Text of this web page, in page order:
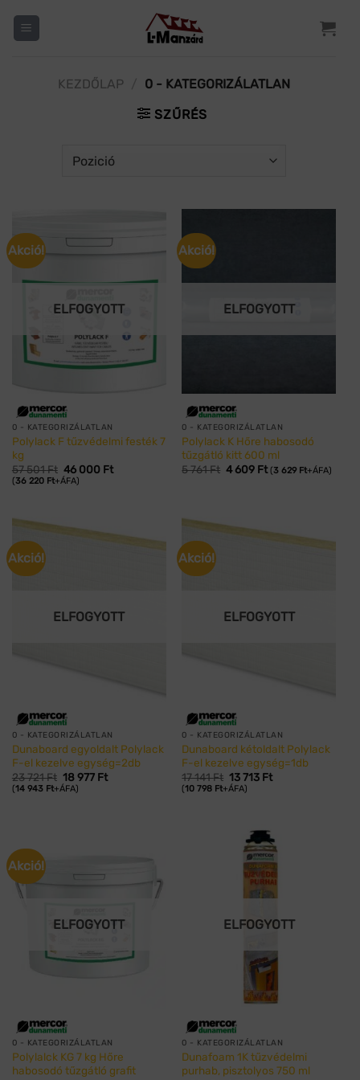
KEZDŐLAP
0 - KATEGORIZÁLATLAN
SZŰRÉS
Akció!
ELFOGYOTT
0 - KATEGORIZÁLATLAN
Polylack F tűzvédelmi festék 7
kg
57 501Ft Original
price
was:
46 000 FtCurrent
(36 220 Ft+ÁFA)
Akció!
ELFOGYOTT
0 - KATEGORIZÁLATLAN
Polylack K Hőre habosodó
tűzgátló kitt 600 ml
5 761Ft Original
4 609 FtCurrent
price
(3 629 Ft+ÁFA)
Akció!
ELFOGYOTT
0 - KATEGORIZÁLATLAN
Dunaboard egyoldalt Polylack
F-el kezelve egység=2db
23 721Ft Original
price
was:
18 977 FtCurrent
(14 943 Ft+ÁFA)
Akció!
ELFOGYOTT
0 - KATEGORIZÁLATLAN
Dunaboard kétoldalt Polylack
F-el kezelve egység=1db
17 141Ft Original
price
was:
13 713 FtCurrent
(10 798 Ft+ÁFA)
Akció!
ELFOGYOTT
0 - KATEGORIZÁLATLAN
Polylalck KG 7 kg Hőre
habosodó tűzgátló grafit
ELFOGYOTT
0 - KATEGORIZÁLATLAN
Dunafoam 1K tűzvédelmi
purhab, pisztolyos 750 ml